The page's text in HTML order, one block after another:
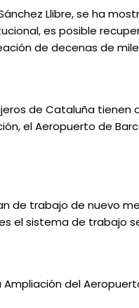
Llibre, se ha
es posible
de decenas de
de Cataluña
el Aeropuerto de
de trabajo de nuevo
el sistema de trabajo
del